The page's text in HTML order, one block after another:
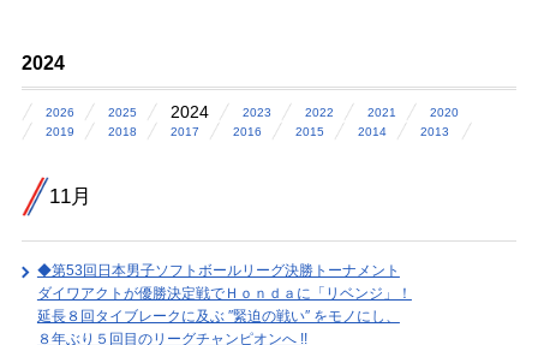
2024
2026 2025 2024 2023 2022 2021
2020
2019
2018 2017 2016 2015 2014 2013
11月
◆第53回日本男子ソフトボールリーグ決勝トーナメント
ダイワアクトが優勝決定戦でＨｏｎｄａに「リベンジ」！
延長８回タイブレークに及ぶ ″緊迫の戦い″ をモノにし、
８年ぶり５回目のリーグチャンピオンへ !!